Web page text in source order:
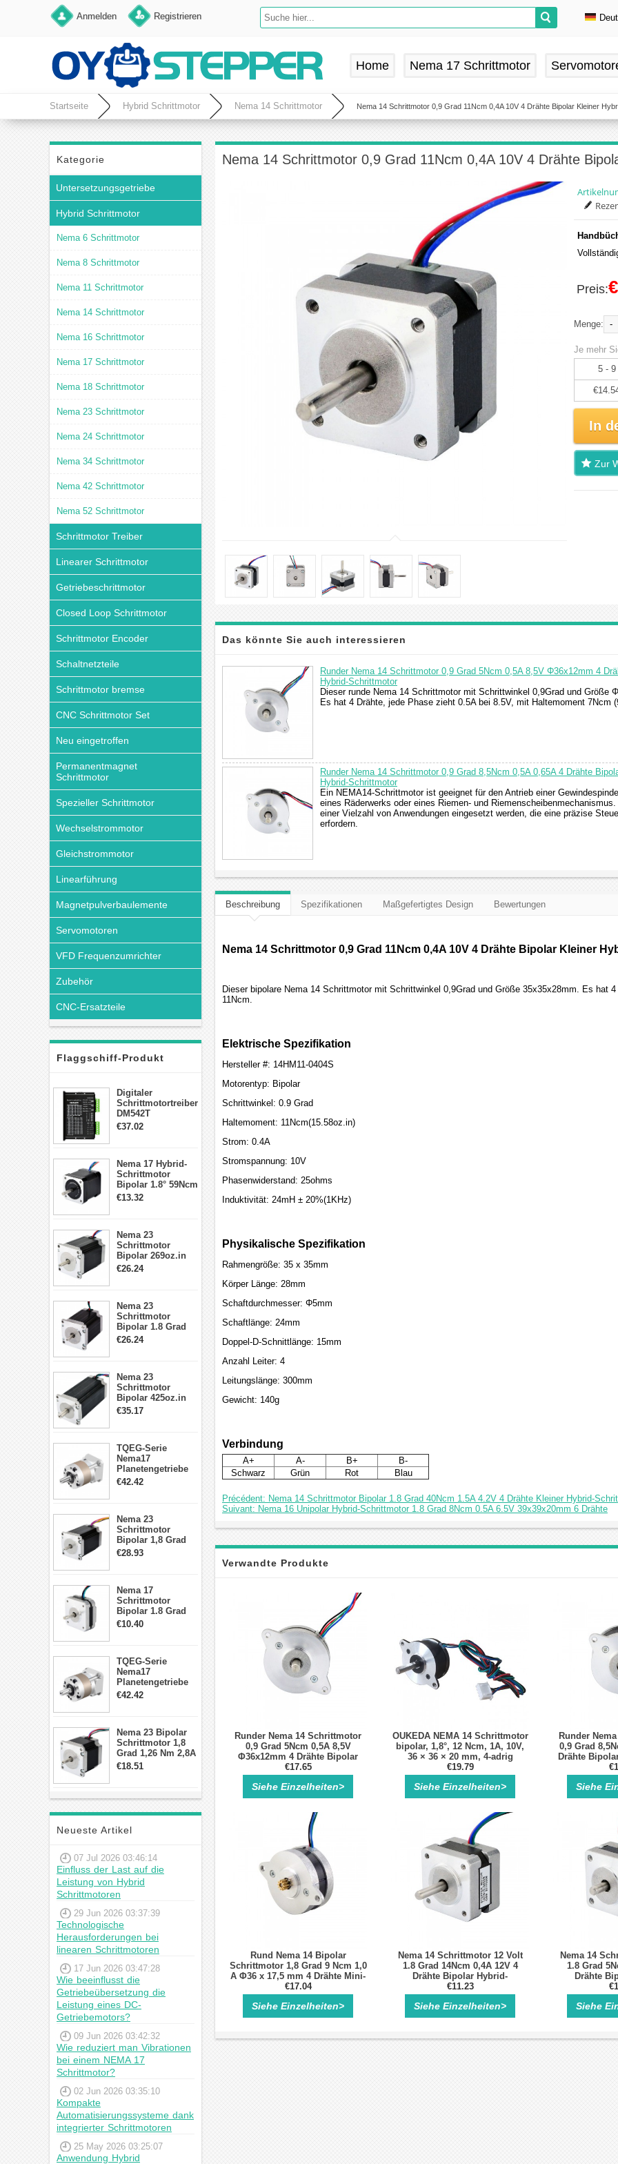
Anmelden Registrieren
Home Nema 17 Schrittmotor
Startseite Hybrid Schrittmotor Nema 14 Schrittmotor Nema 14 Schrittmotor 0,9 Grad 11Ncm 0,4A 10V 4 Drähte Bipolar Kleiner
Kategorie
Untersetzungsgetriebe
Hybrid Schrittmotor
Nema 6 Schrittmotor
Nema 8 Schrittmotor
Nema 11 Schrittmotor
Nema 14 Schrittmotor
Nema 16 Schrittmotor
Nema 17 Schrittmotor
Nema 18 Schrittmotor
Nema 23 Schrittmotor
Nema 24 Schrittmotor
Nema 34 Schrittmotor
Nema 42 Schrittmotor
Nema 52 Schrittmotor
Schrittmotor Treiber
Linearer Schrittmotor
Getriebeschrittmotor
Closed Loop Schrittmotor
Schrittmotor Encoder
Schaltnetzteile
Schrittmotor bremse
CNC Schrittmotor Set
Neu eingetroffen
Permanentmagnet
Schrittmotor
Spezieller Schrittmotor
Wechselstrommotor
Gleichstrommotor
Linearführung
Magnetpulverbaulemente
Servomotoren
VFD Frequenzumrichter
Zubehör
CNC-Ersatzteile
Flaggschiff-Produkt
Digitaler
Schrittmotortreiber
DM542T
Schrittmotor
Schrittmotor
€37.02
Nema 17 Hybrid-
Schrittmotor
Bipolar 1.8° 59Ncm
2A 4 Drähte mit 1m
€13.32
Nema 23
Schrittmotor
Bipolar 269oz.in
2,8A 57x57x76mm
€26.24
Nema 23
Schrittmotor
Bipolar 1.8 Grad
1.9Nm 3A 3.36V 4
€26.24
Nema 23
Schrittmotor
Bipolar 425oz.in
4.2A 57x57x114mm
€35.17
TQEG-Serie
Nema17
Planetengetriebe
5:1 Spiel 15Arc-
€42.42
Nema 23
Schrittmotor
Bipolar 1,8 Grad
2,83Nm 4 A 2,26V
€28.93
Nema 17
Schrittmotor
Bipolar 1.8 Grad
8.7Ncm 1A 3.5V 4
€10.40
TQEG-Serie
Nema17
Planetengetriebe
10:1 Spiel 15Arc-
€42.42
Nema 23 Bipolar
Schrittmotor 1,8
Grad 1,26 Nm 2,8A
2,5V 4 Drähte
€18.51
Neueste Artikel
07 Jul 2026 03:46:14
Einfluss der Last auf die
Leistung von Hybrid
Schrittmotoren
29 Jun 2026 03:37:39
Technologische
Herausforderungen bei
linearen Schrittmotoren
17 Jun 2026 03:47:28
Wie beeinflusst die
Getriebeübersetzung die
Leistung eines DC-
Getriebemotors?
09 Jun 2026 03:42:32
Wie reduziert man Vibrationen
bei einem NEMA 17
Schrittmotor?
02 Jun 2026 03:35:10
Kompakte
Automatisierungssysteme dank
integrierter Schrittmotoren
25 May 2026 03:25:07
Anwendung Hybrid
Nema 14 Schrittmotor 0,9 Grad 11Ncm 0,4A 10V 4 Drähte
Preis:
Menge: -
Je mehr
5 - 9
In
Zur
Das könnte Sie auch interessieren
Runder Nema 14 Schrittmotor 0,9 Grad 5Ncm 0,5A 8,5V Φ36x12mm 4
Hybrid-Schrittmotor
Dieser runde Nema 14 Schrittmotor mit Schrittwinkel 0,9Grad und Größe
Es hat 4 Drähte, jede Phase zieht 0.5A bei 8.5V, mit Haltemoment 7Ncm
Runder Nema 14 Schrittmotor 0,9 Grad 8,5Ncm 0,5A 0,65A 4 Drähte
Hybrid-Schrittmotor
Ein NEMA14-Schrittmotor ist geeignet für den Antrieb einer
eines Räderwerks oder eines Riemen- und
einer Vielzahl von Anwendungen eingesetzt werden, die eine präzise
erfordern.
Beschreibung Spezifikationen Maßgefertigtes Design Bewertungen
Nema 14 Schrittmotor 0,9 Grad 11Ncm 0,4A 10V 4 Drähte Bipolar Kleiner
Dieser bipolare Nema 14 Schrittmotor mit Schrittwinkel 0,9Grad und Größe 35x35x28mm. Es hat
11Ncm.
Elektrische Spezifikation
Hersteller #: 14HM11-0404S
Motorentyp: Bipolar
Schrittwinkel: 0.9 Grad
Haltemoment: 11Ncm(15.58oz.in)
Strom: 0.4A
Stromspannung: 10V
Phasenwiderstand: 25ohms
Induktivität: 24mH ± 20%(1KHz)
Physikalische Spezifikation
Rahmengröße: 35 x 35mm
Körper Länge: 28mm
Schaftdurchmesser: Φ5mm
Schaftlänge: 24mm
Doppel-D-Schnittlänge: 15mm
Anzahl Leiter: 4
Leitungslänge: 300mm
Gewicht: 140g
Verbindung
A+ A- B+
B-
Schwarz
Grün Rot Blau
Précédent: Nema 14 Schrittmotor Bipolar 1.8 Grad 40Ncm 1.5A 4.2V 4 Drähte Kleiner Hybrid-
Suivant: Nema 16 Unipolar Hybrid-Schrittmotor 1.8 Grad 8Ncm 0.5A 6.5V 39x39x20mm 6 Drähte
Verwandte Produkte
Runder Nema 14 Schrittmotor
0,9 Grad 5Ncm 0,5A 8,5V
Φ36x12mm 4 Drähte Bipolar
Hybrid-Schrittmotor
€17.65
Siehe Einzelheiten>
OUKEDA NEMA 14 Schrittmotor
bipolar, 1,8°, 12 Ncm, 1A, 10V,
36 × 36 × 20 mm, 4-adrig
€19.79
Siehe Einzelheiten>
Runder
0,9 Grad
Drähte
Siehe
Rund Nema 14 Bipolar
Schrittmotor 1,8 Grad 9 Ncm 1,0
A Φ36 x 17,5 mm 4 Drähte Mini-
Schrittmotor
€17.04
Siehe Einzelheiten>
Nema 14 Schrittmotor 12 Volt
1.8 Grad 14Ncm 0,4A 12V 4
Drähte Bipolar Hybrid-
Schrittmotor
€11.23
Siehe Einzelheiten>
Nema 14
1.8 Grad
Drähte
Siehe